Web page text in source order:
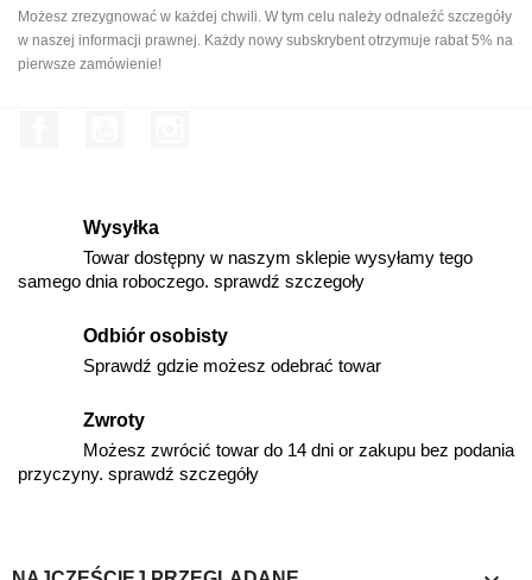
Możesz zrezygnować w każdej chwili. W tym celu należy odnaleźć szczegóły
w naszej informacji prawnej. Każdy nowy subskrybent otrzymuje rabat 5% na
pierwsze zamówienie!
Wysyłka
Towar dostępny w naszym sklepie wysyłamy tego
samego dnia roboczego. sprawdź szczegoły
Odbiór osobisty
Sprawdź gdzie możesz odebrać towar
Zwroty
Możesz zwrócić towar do 14 dni or zakupu bez podania
przyczyny. sprawdź szczegóły